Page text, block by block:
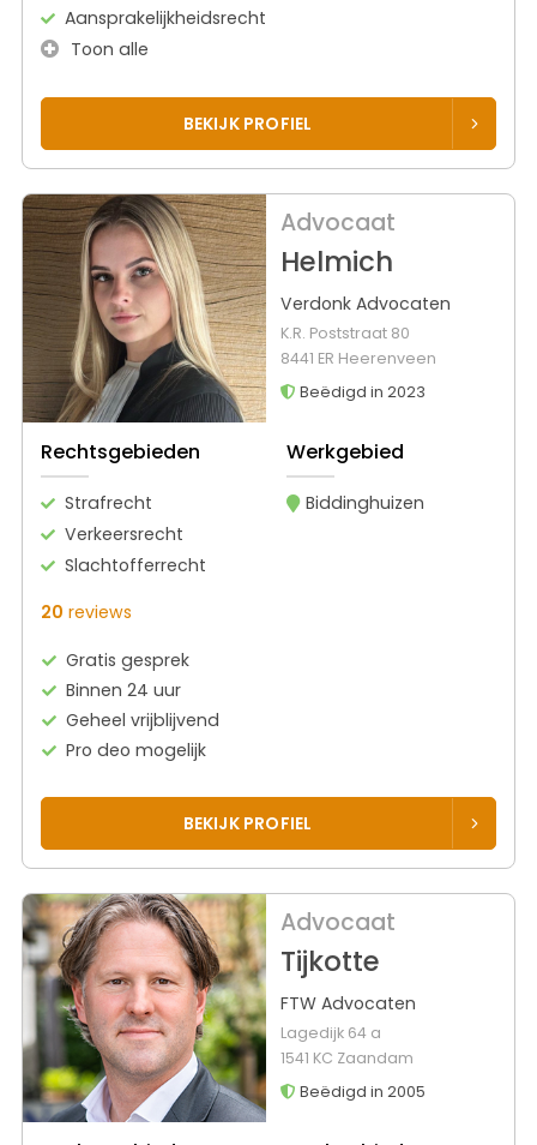
Aansprakelijkheidsrecht
Toon alle
BEKIJK PROFIEL
Advocaat
Helmich
Verdonk Advocaten
K.R. Poststraat 80
8441 ER Heerenveen
Beëdigd in 2023
Rechtsgebieden
Strafrecht
Verkeersrecht
Slachtofferrecht
Werkgebied
Biddinghuizen
20 reviews
Gratis gesprek
Binnen 24 uur
Geheel vrijblijvend
Pro deo mogelijk
BEKIJK PROFIEL
Advocaat
Tijkotte
FTW Advocaten
Lagedijk 64 a
1541 KC Zaandam
Beëdigd in 2005